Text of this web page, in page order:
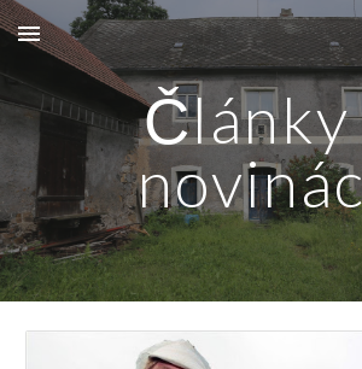
Skip to main content
Články